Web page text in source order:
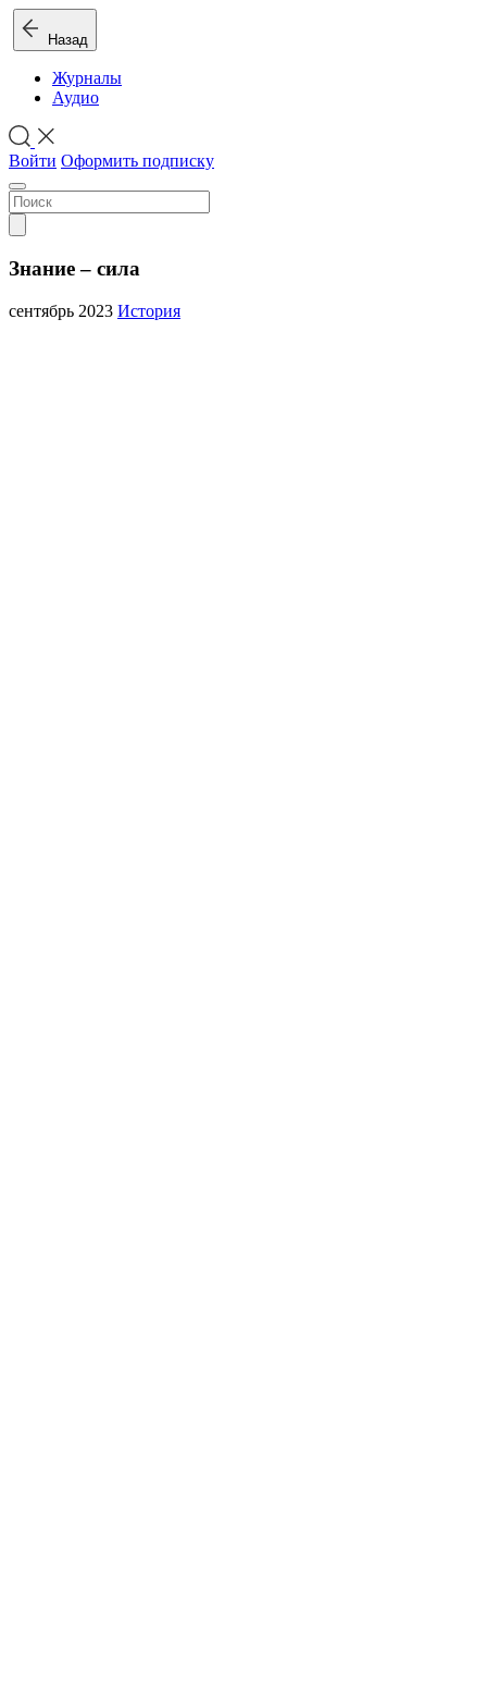
Назад
Журналы
Аудио
Войти Оформить подписку
Знание – сила
сентябрь 2023 История